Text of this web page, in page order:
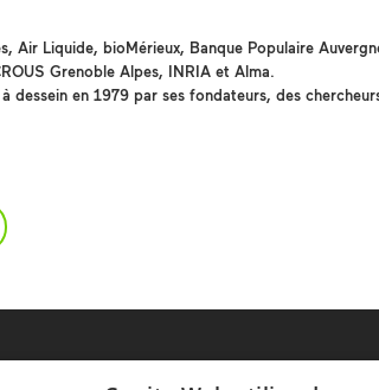
Air Liquide, bioMérieux, Banque Populaire
Grenoble Alpes, INRIA et Alma.
dessein en 1979 par ses fondateurs, des